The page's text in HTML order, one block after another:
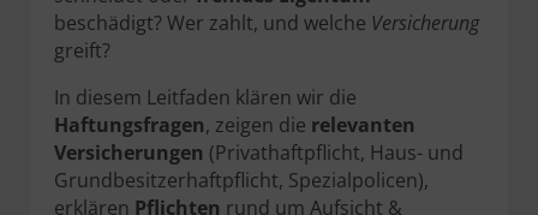
beschädigt? Wer zahlt, und welche Versicherung
greift?
In diesem Leitfaden klären wir die
Haftungsfragen, zeigen die relevanten
Versicherungen (Privathaftpflicht, Haus- und
Grundbesitzerhaftpflicht, Spezialpolicen),
erklären Pflichten rund um Aufsicht &